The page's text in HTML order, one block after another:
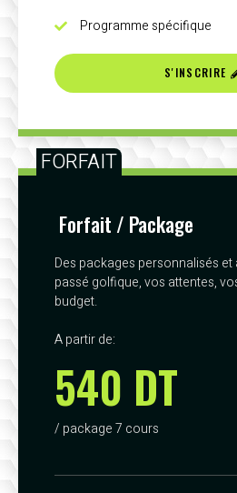
Programme spécifique
S'INSCRIRE
FORFAIT
Forfait / Package
Des packages personnalisés
passé golfique, vos attentes,
budget.
A partir de:
540 DT
/ package 7 cours